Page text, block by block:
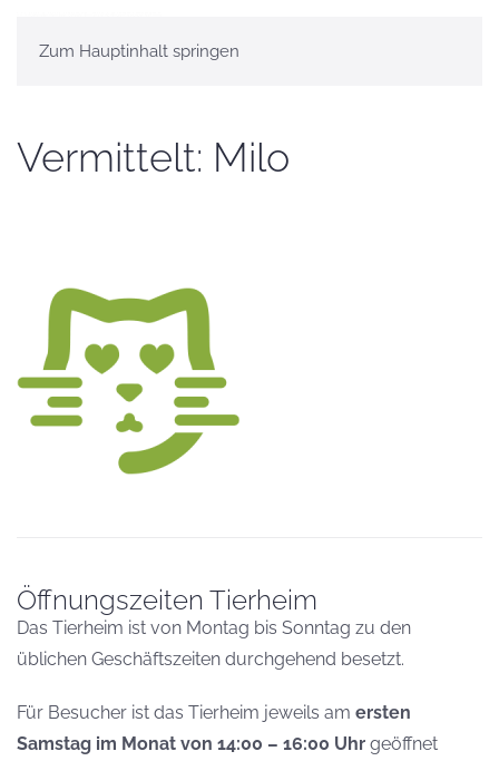
Zum Hauptinhalt springen
Vermittelt: Milo
Öffnungszeiten Tierheim
Das Tierheim ist von Montag bis Sonntag zu den
üblichen Geschäftszeiten durchgehend besetzt.
Für Besucher ist das Tierheim jeweils am ersten
Samstag im Monat von 14:00 – 16:00 Uhr geöffnet